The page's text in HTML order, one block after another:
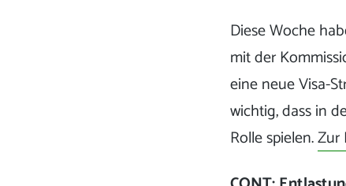
Diese Woche
mit der
eine neue Visa-
wichtig, dass in
Rolle spielen.Zur